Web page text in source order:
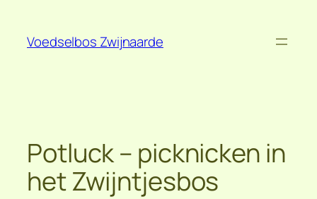
Voedselbos Zwijnaarde
Potluck – picknicken in
het Zwijntjesbos